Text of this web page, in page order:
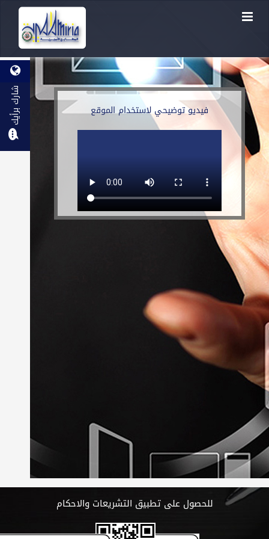
شارك برأيك فيديو توضيحي لاستخدام الموقع
للحصول على تطبيق التشريعات والاحكام